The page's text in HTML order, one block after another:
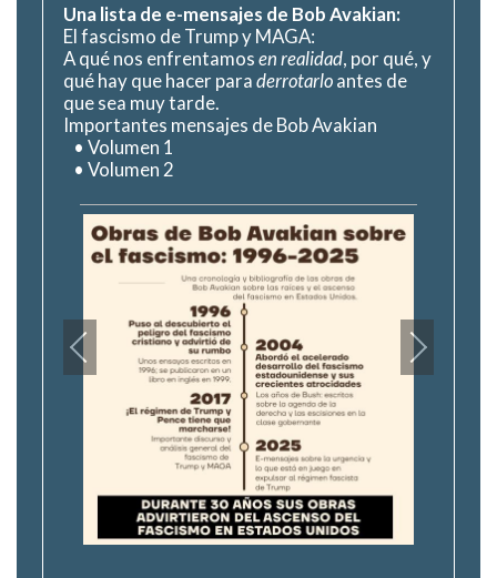
Una lista de e-mensajes de Bob Avakian:
El fascismo de Trump y MAGA:
A qué nos enfrentamosen realidad, por qué, y
qué hay que hacer paraderrotarloantes de
que sea muy tarde.
Importantes mensajes de Bob Avakian
• Volumen 1
• Volumen 2